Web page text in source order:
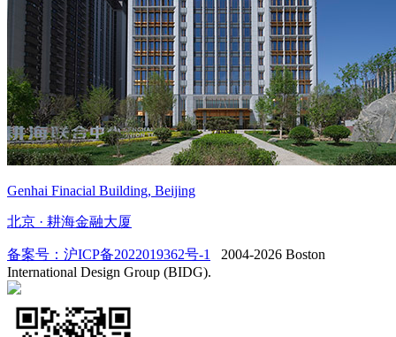
Genhai Finacial Building, Beijing
北京 · 耕海金融大厦
备案号：沪ICP备2022019362号-1
2004-2026 Boston
International Design Group (BIDG).